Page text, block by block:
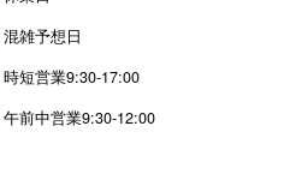
混雑予想日
時短営業9:30-17:00
午前中営業9:30-12:00